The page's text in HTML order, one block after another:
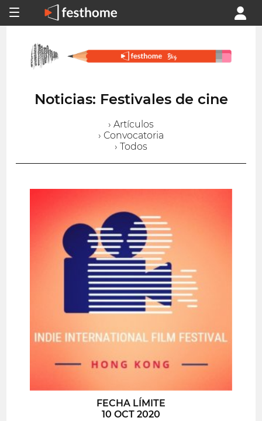
Noticias: Festivales de cine
› Artículos
› Convocatoria
› Todos
FECHA LÍMITE
10 OCT 2020